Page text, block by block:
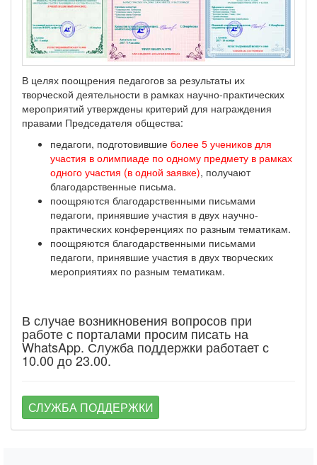
В целях поощрения педагогов за результаты их
творческой деятельности в рамках научно-практических
мероприятий утверждены критерий для награждения
правами Председателя общества:
педагоги, подготовившие более 5 учеников для
участия в олимпиаде по одному предмету в рамках
одного участия (в одной заявке), получают
благодарственные письма.
поощряются благодарственными письмами
педагоги, принявшие участия в двух научно-
практических конференциях по разным тематикам.
поощряются благодарственными письмами
педагоги, принявшие участия в двух творческих
мероприятиях по разным тематикам.
В случае возникновения вопросов при
работе с порталами просим писать на
WhatsApp. Служба поддержки работает с
10.00 до 23.00.
СЛУЖБА ПОДДЕРЖКИ